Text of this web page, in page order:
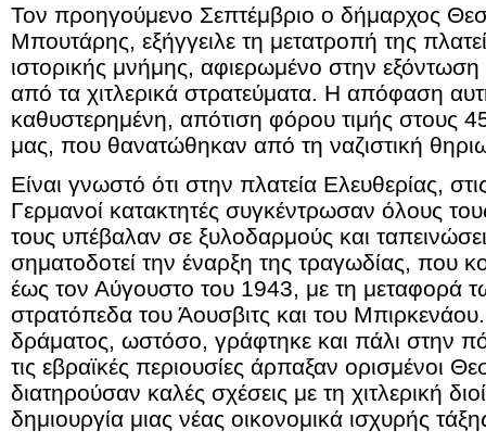
Τον προηγούμενο Σεπτέμβριο ο δήμαρχος
Μπουτάρης, εξήγγειλε τη μετατροπή της
ιστορικής μνήμης, αφιερωμένο στην
από τα χιτλερικά στρατεύματα. Η απόφαση
καθυστερημένη, απότιση φόρου τιμής στους
μας, που θανατώθηκαν από τη ναζιστική
Είναι γνωστό ότι στην πλατεία Ελευθερίας,
Γερμανοί κατακτητές συγκέντρωσαν όλους
τους υπέβαλαν σε ξυλοδαρμούς και
σηματοδοτεί την έναρξη της τραγωδίας, που
έως τον Αύγουστο του 1943, με τη μεταφορά
στρατόπεδα του Άουσβιτς και του
δράματος, ωστόσο, γράφτηκε και πάλι στην
τις εβραϊκές περιουσίες άρπαξαν ορισμένοι
διατηρούσαν καλές σχέσεις με τη χιτλερική
δημιουργία μιας νέας οικονομικά ισχυρής